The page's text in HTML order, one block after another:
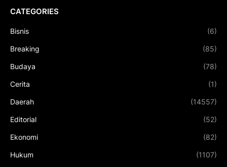
CATEGORIES
Bisnis (6)
Breaking (85)
Budaya (78)
Cerita (1)
Daerah (14557)
Editorial (52)
Ekonomi (82)
Hukum (1107)